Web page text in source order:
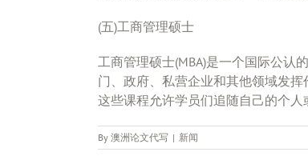
(五)工商管理硕士
工商管理硕士(MBA)是一个国际公认
门、政府、私营企业和其他领域发
这些课程允许学员们追随自己的个人
By 澳洲论文代写 | 新闻